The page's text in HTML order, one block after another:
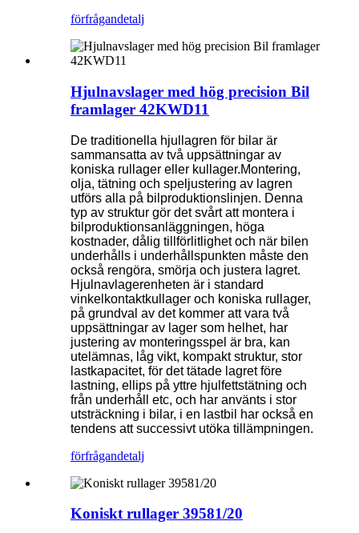
förfrågandetalj
Hjulnavslager med hög precision Bil
framlager 42KWD11
De traditionella hjullagren för bilar är
sammansatta av två uppsättningar av
koniska rullager eller kullager.Montering,
olja, tätning och speljustering av lagren
utförs alla på bilproduktionslinjen. Denna
typ av struktur gör det svårt att montera i
bilproduktionsanläggningen, höga
kostnader, dålig tillförlitlighet och när bilen
underhålls i underhållspunkten måste den
också rengöra, smörja och justera lagret.
Hjulnavlagerenheten är i standard
vinkelkontaktkullager och koniska rullager,
på grundval av det kommer att vara två
uppsättningar av lager som helhet, har
justering av monteringsspel är bra, kan
utelämnas, låg vikt, kompakt struktur, stor
lastkapacitet, för det tätade lagret före
lastning, ellips på yttre hjulfettstätning och
från underhåll etc, och har använts i stor
utsträckning i bilar, i en lastbil har också en
tendens att successivt utöka tillämpningen.
förfrågandetalj
Koniskt rullager 39581/20